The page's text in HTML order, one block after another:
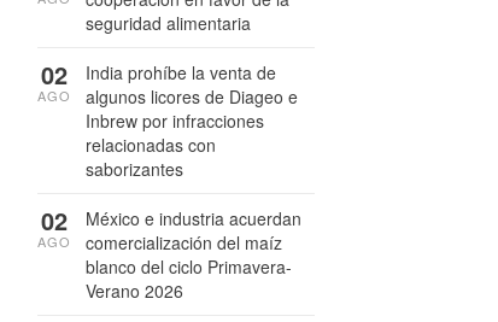
seguridad alimentaria
India prohíbe la venta de
algunos licores de Diageo e
Inbrew por infracciones
relacionadas con
saborizantes
02
AGO
México e industria acuerdan
comercialización del maíz
blanco del ciclo Primavera-
Verano 2026
02
AGO